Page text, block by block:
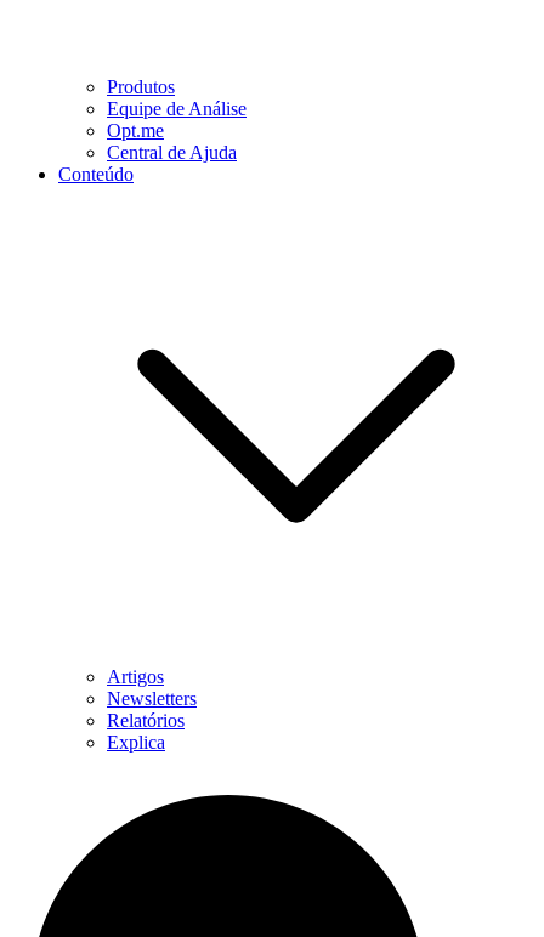
Produtos
Equipe de Análise
Opt.me
Central de Ajuda
Conteúdo
Artigos
Newsletters
Relatórios
Explica